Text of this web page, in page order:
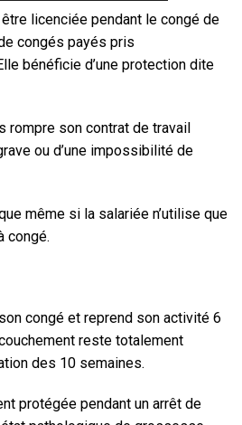
licenciée pendant le congé de
congés payés pris
bénéficie d’une protection dite
rompre son contrat de travail
ou d’une impossibilité de
même si la salariée n’utilise que
congé.
congé et reprend son activité 6
reste totalement
des 10 semaines.
protégée pendant un arrêt de